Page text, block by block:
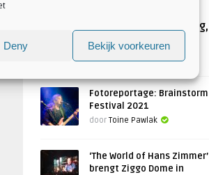
Deny Bekijk voorkeuren
Atlantis en Xandria in De Helling,
Geschreven door
Fotoreportage: Brainstorm
Festival 2021
door Toine Pawlak
‘The World of Hans Zimmer’
brengt Ziggo Dome in